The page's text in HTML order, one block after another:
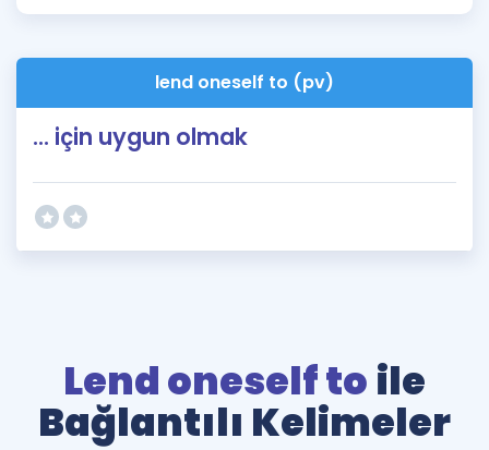
İngilizce Gramerlend oneself to (pv)
... için uygun olmak
Lend oneself to ile
Bağlantılı Kelimeler